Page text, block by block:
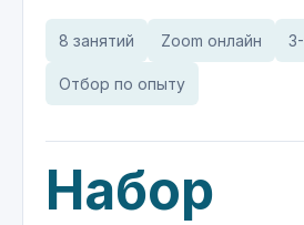
8 занятий Zoom онлайн
Отбор по опыту
Набор